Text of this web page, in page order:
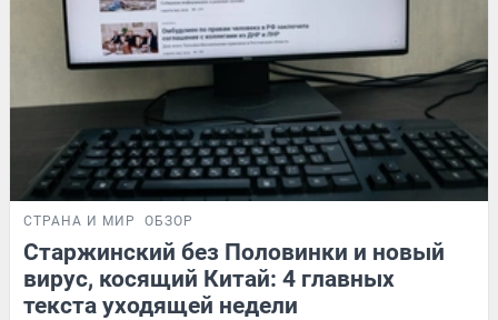
СТРАНА И МИР ОБЗОР
Старжинский без Половинки и новый
вирус, косящий Китай: 4 главных
текста уходящей недели